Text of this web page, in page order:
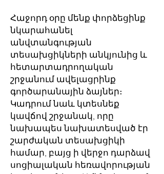
Հաջորդ օրը մենք փորձեցինք
նկարահանել
անվտանգության
տեսախցիկների անկյունից և
հետարտադրողական
շրջանում ավելացրինք
գործարանային ձայներ։
Կադրում նաև կտեսնեք
կավճով շրջանակ, որը
նախապես նախատեսված էր
շարժական տեսախցիկի
համար, բայց ի վերջո դարձավ
սոցիալական հեռավորության